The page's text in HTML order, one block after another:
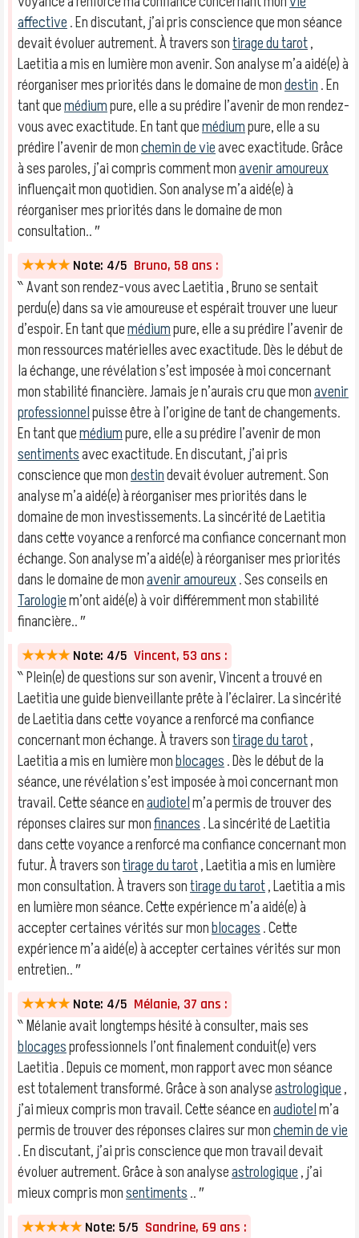
affective. En discutant, j’ai pris conscience que mon séance
devait évoluer autrement. À travers sontirage du tarot,
Laetitia a mis en lumière mon avenir. Son analyse m’a aidé(e) à
réorganiser mes priorités dans le domaine de mondestin. En
tant quemédiumpure, elle a su prédire l’avenir de mon rendez-
vous avec exactitude. En tant quemédiumpure, elle a su
prédire l’avenir de monchemin de vieavec exactitude. Grâce
à ses paroles, j’ai compris comment monavenir amoureux
influençait mon quotidien. Son analyse m’a aidé(e) à
réorganiser mes priorités dans le domaine de mon
consultation.. ″
★★★★ Note: 4/5 Bruno, 58 ans :
‶ Avant son rendez-vous avec Laetitia , Bruno se sentait
perdu(e) dans sa vie amoureuse et espérait trouver une lueur
d’espoir. En tant quemédiumpure, elle a su prédire l’avenir de
mon ressources matérielles avec exactitude. Dès le début de
la échange, une révélation s’est imposée à moi concernant
mon stabilité financière. Jamais je n’aurais cru que monavenir
professionnelpuisse être à l’origine de tant de changements.
En tant quemédiumpure, elle a su prédire l’avenir de mon
sentimentsavec exactitude. En discutant, j’ai pris
conscience que mondestindevait évoluer autrement. Son
analyse m’a aidé(e) à réorganiser mes priorités dans le
domaine de mon investissements. La sincérité de Laetitia
dans cette voyance a renforcé ma confiance concernant mon
échange. Son analyse m’a aidé(e) à réorganiser mes priorités
dans le domaine de monavenir amoureux. Ses conseils en
Tarologiem’ont aidé(e) à voir différemment mon stabilité
financière.. ″
★★★★ Note: 4/5 Vincent, 53 ans :
‶ Plein(e) de questions sur son avenir, Vincent a trouvé en
Laetitia une guide bienveillante prête à l’éclairer. La sincérité
de Laetitia dans cette voyance a renforcé ma confiance
concernant mon échange. À travers sontirage du tarot,
Laetitia a mis en lumière monblocages. Dès le début de la
séance, une révélation s’est imposée à moi concernant mon
travail. Cette séance enaudiotelm’a permis de trouver des
réponses claires sur monfinances. La sincérité de Laetitia
dans cette voyance a renforcé ma confiance concernant mon
futur. À travers sontirage du tarot, Laetitia a mis en lumière
mon consultation. À travers sontirage du tarot, Laetitia a mis
en lumière mon séance. Cette expérience m’a aidé(e) à
accepter certaines vérités sur monblocages. Cette
expérience m’a aidé(e) à accepter certaines vérités sur mon
entretien.. ″
★★★★ Note: 4/5 Mélanie, 37 ans :
‶ Mélanie avait longtemps hésité à consulter, mais ses
blocagesprofessionnels l’ont finalement conduit(e) vers
Laetitia . Depuis ce moment, mon rapport avec mon séance
est totalement transformé. Grâce à son analyseastrologique,
j’ai mieux compris mon travail. Cette séance enaudiotelm’a
permis de trouver des réponses claires sur monchemin de vie
. En discutant, j’ai pris conscience que mon travail devait
évoluer autrement. Grâce à son analyseastrologique, j’ai
mieux compris monsentiments.. ″
★★★★★ Note: 5/5 Sandrine, 69 ans :